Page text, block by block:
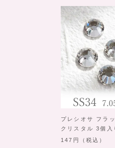
プレシオサ フラ
クリスタル 3個入
147
（税込）